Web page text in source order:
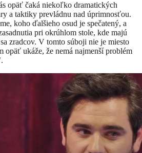
opäť čaká niekoľko dramatických
a taktiky prevládnu nad úprimnosťou.
koho ďalšieho osud je spečatený, a
pri okrúhlom stole, kde majú
zradcov. V tomto súboji nie je miesto
opäť ukáže, že nemá najmenší problém